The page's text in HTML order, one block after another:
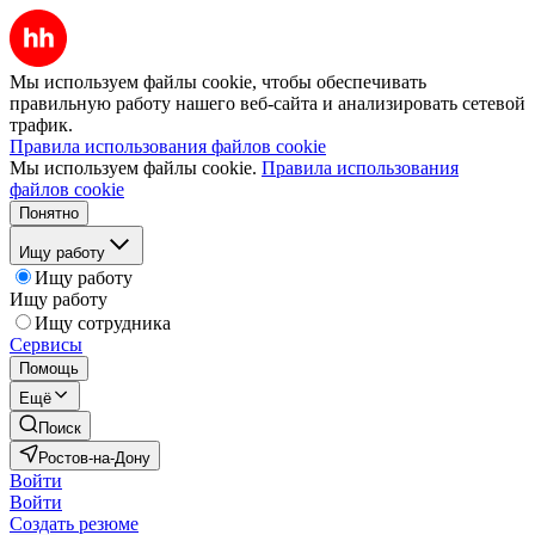
Мы используем файлы cookie, чтобы обеспечивать
правильную работу нашего веб-сайта и анализировать сетевой
трафик.
Правила использования файлов cookie
Мы используем файлы cookie. Правила использования
файлов cookie
Понятно
Ищу работу
Ищу работу
Ищу работу
Ищу сотрудника
Сервисы
Помощь
Ещё
Поиск
Ростов-на-Дону
Войти
Войти
Создать резюме